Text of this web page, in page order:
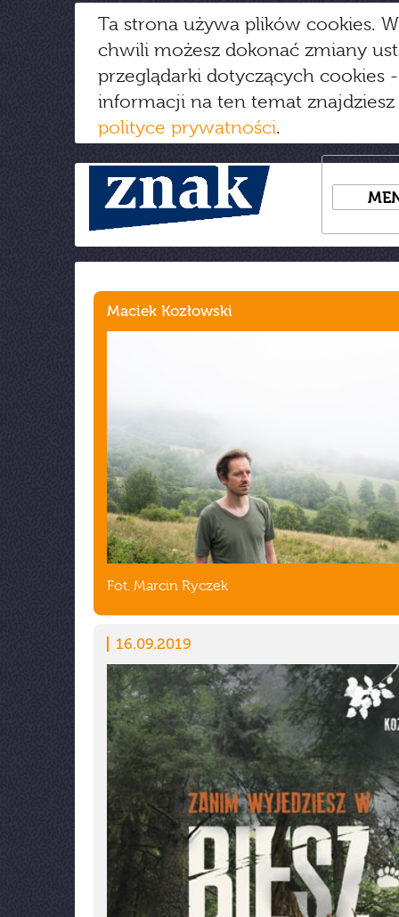
Ta strona używa plików cookies.
chwili możesz dokonać zmiany
przeglądarki dotyczących cookies
informacji na ten temat
polityce prywatności.
Maciek Kozłowski
Fot. Marcin Ryczek
16.09.2019